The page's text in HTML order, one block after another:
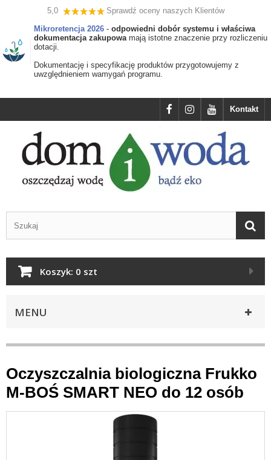
5,0
Sprawdź oceny naszych Klientów
Mikroretencja 2026 - odpowiedni dobór systemu i właściwa
dokumentacja zakupowamają istotne znaczenie przy rozliczeniu
dotacji.
Dokumentację i specyfikację produktów przygotowujemy z
uwzględnieniem wamygań programu.
Kontakt
Koszyk: 0 szt
MENU
Oczyszczalnia biologiczna Frukko
M-BOŚ SMART NEO do 12 osób